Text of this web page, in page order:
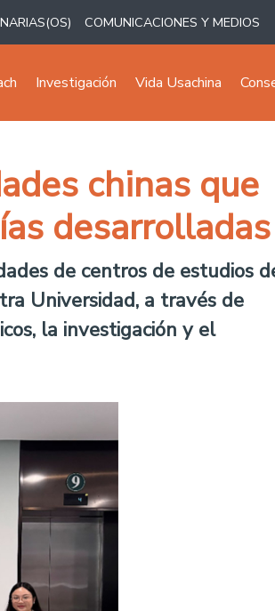
COMUNICACIONES Y MEDIOS
Investigación Vida Usachina
chinas que
desarrolladas
de centros de estudios
Universidad, a través de
la investigación y el